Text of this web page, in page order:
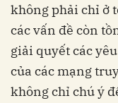
không phải chỉ ở
các vấn đề còn
giải quyết các
của các mạng
không chỉ chú ý